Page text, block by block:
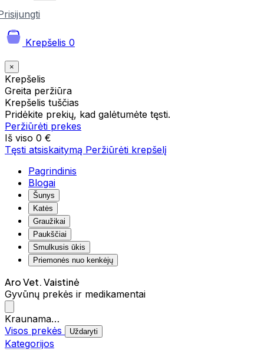
Krepšelis 0
×
Krepšelis
Greita peržiūra
Krepšelis tuščias
Pridėkite prekių, kad galėtumėte tęsti.
Peržiūrėti prekes
Iš viso 0 €
Tęsti atsiskaitymą Peržiūrėti krepšelį
Pagrindinis
Blogai
Šunys
Katės
Graužikai
Paukščiai
Smulkusis ūkis
Priemonės nuo kenkėjų
Aro Vet. Vaistinė
Gyvūnų prekės ir medikamentai
Kraunama…
Visos prekės
Uždaryti
Kategorijos